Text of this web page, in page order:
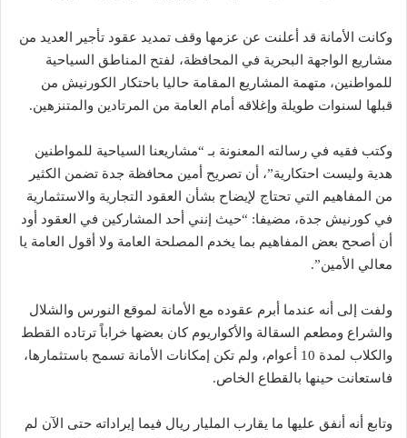
وكانت الأمانة قد أعلنت عن عزمها وقف تمديد عقود تأجير العديد من
مشاريع الواجهة البحرية في المحافظة، لفتح المناطق السياحية
للمواطنين، متهمة المشاريع المقامة حاليا باحتكار الكورنيش من
قبلها لسنوات طويلة وإغلاقه أمام العامة من المرتادين والمتنزهين.
وكتب فقيه في رسالته المعنونة بـ “مشاريعنا السياحية للمواطنين
هدية وليست احتكارية”، أن تصريح أمين محافظة جدة تضمن الكثير
من المفاهيم التي تحتاج لإيضاح بشأن العقود التجارية والاستثمارية
في كورنيش جدة، مضيفا: “حيث إنني أحد المشاركين في العقود أود
أن أصحح بعض المفاهيم بما يخدم المصلحة العامة ولا أقول العامة يا
معالي الأمين”.
ولفت إلى أنه عندما أبرم عقوده مع الأمانة لموقع النورس والشلال
والشراع ومطعم السقالة والأكواريوم كان بعضها خراباً ترتاده القطط
والكلاب لمدة 10 أعوام، ولم تكن إمكانات الأمانة تسمح باستثمارها،
فاستعانت حينها بالقطاع الخاص.
وتابع أنه أنفق عليها ما يقارب المليار ريال فيما إيراداته حتى الآن لم